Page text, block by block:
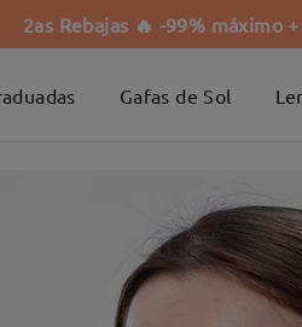
2as Rebajas 🔥 -99% máximo
Gafas de Sol